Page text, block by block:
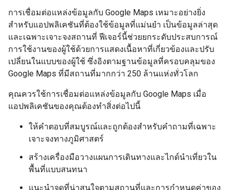
การเชื่อมต่อแหล่งข้อมูลกับ Google Maps เหมาะอย่างยิ่ง
สำหรับแอปพลิเคชันที่ต้องใช้ข้อมูลที่แม่นยำ เป็นข้อมูลล่าสุด
และเฉพาะเจาะจงสถานที่ ฟีเจอร์นี้ช่วยยกระดับประสบการณ์
การใช้งานของผู้ใช้ด้วยการแสดงเนื้อหาที่เกี่ยวข้องและปรับ
เปลี่ยนในแบบของผู้ใช้ ซึ่งอิงตามฐานข้อมูลที่ครอบคลุมของ
Google Maps ที่มีสถานที่มากกว่า 250 ล้านแห่งทั่วโลก
คุณควรใช้การเชื่อมต่อแหล่งข้อมูลกับ Google Maps เมื่อ
แอปพลิเคชันของคุณต้องทำสิ่งต่อไปนี้
ให้คำตอบที่สมบูรณ์และถูกต้องสำหรับคำถามที่เฉพาะ
เจาะจงทางภูมิศาสตร์
สร้างเครื่องมือวางแผนการเดินทางและไกด์นำเที่ยวใน
พื้นที่แบบสนทนา
แนะนำจุดที่น่าสนใจตามสถานที่และการกำหนดค่าของ